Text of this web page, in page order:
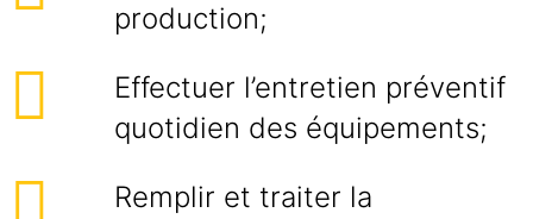
production;
Effectuer l’entretien préventif
quotidien des équipements;
Remplir et traiter la